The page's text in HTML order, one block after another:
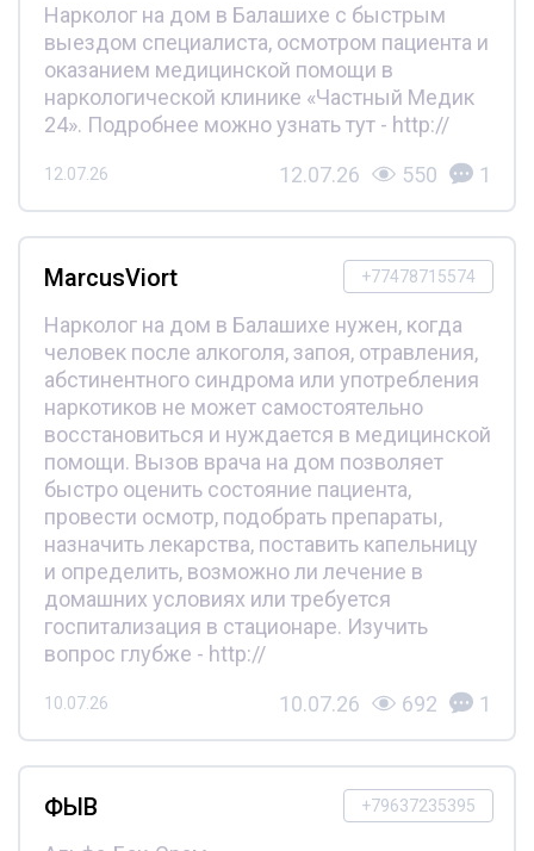
Нарколог на дом в Балашихе с быстрым
выездом специалиста, осмотром пациента и
оказанием медицинской помощи в
наркологической клинике «Частный Медик
24». Подробнее можно узнать тут - http://
12.07.26 12.07.26 550 1
+77478715574
MarcusViort
Нарколог на дом в Балашихе нужен, когда
человек после алкоголя, запоя, отравления,
абстинентного синдрома или употребления
наркотиков не может самостоятельно
восстановиться и нуждается в медицинской
помощи. Вызов врача на дом позволяет
быстро оценить состояние пациента,
провести осмотр, подобрать препараты,
назначить лекарства, поставить капельницу
и определить, возможно ли лечение в
домашних условиях или требуется
госпитализация в стационаре. Изучить
вопрос глубже - http://
10.07.26 10.07.26 692 1
+79637235395
ФЫВ